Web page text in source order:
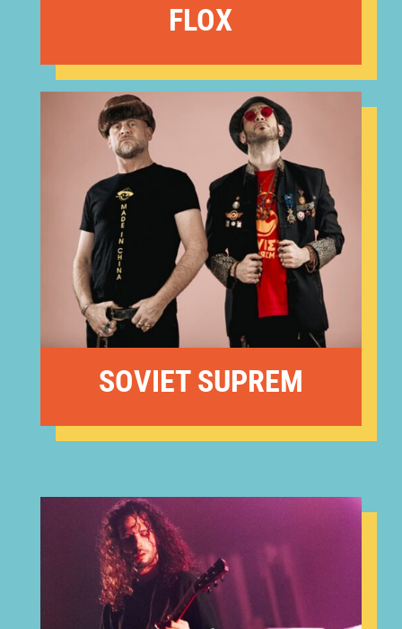
FLOX
SOVIET SUPREM